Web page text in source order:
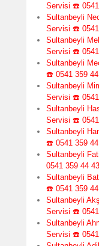
Servisi ☎️
Sultanbeyli
Servisi ☎️
Sultanbeyli
Servisi ☎️
Sultanbeyli
☎️ 0541 359
Sultanbeyli
Servisi ☎️
Sultanbeyli
Servisi ☎️
Sultanbeyli
☎️ 0541 359
Sultanbeyli
0541 359 44 43
Sultanbeyli
☎️ 0541 359
Sultanbeyli
Servisi ☎️
Sultanbeyli
Servisi ☎️